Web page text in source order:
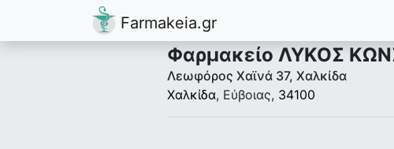
Farmakeia.gr
Φαρμακείο ΛΥΚΟΣ
Λεωφόρος Χαϊνά 37, Χαλκίδα
Χαλκίδα, Εύβοιας, 34100